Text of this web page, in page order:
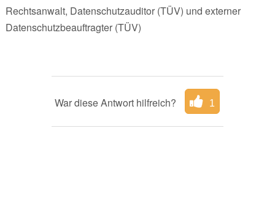
Rechtsanwalt, Datenschutzauditor (TÜV) und externer
Datenschutzbeauftragter (TÜV)
War diese Antwort hilfreich? 1